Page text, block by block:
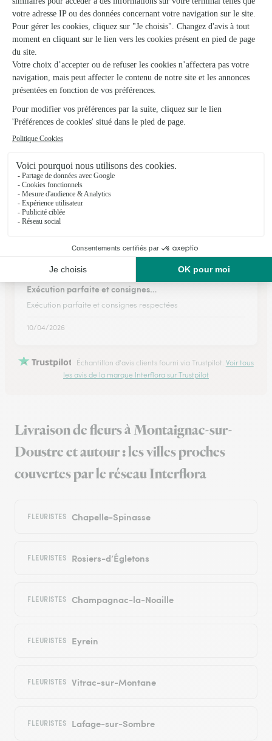
★ ★ ★ ★ ★
Super expérience
Rien à dire tant sur la qualité du bouquet commandé que sur
le service apporté. Très satisfait
04/02/2026
Grand choix de bouquets
Grand choix de bouquets, site simple d utilisation et toujours
livré à l heure
07/05/2026
★ ★ ★
Exécution parfaite et consignes…
Exécution parfaite et consignes respectées
10/04/2026
Trustpilot Échantillon d'avis clients fourni via Trustpilot. Voir tous
les avis de la marque Interflora sur Trustpilot
Livraison de fleurs à Montaignac-sur-
Doustre et autour : les villes proches
couvertes par le réseau Interflora
FLEURISTES Chapelle-Spinasse
FLEURISTES Rosiers-d’Égletons
FLEURISTES Champagnac-la-Noaille
FLEURISTES Eyrein
FLEURISTES Vitrac-sur-Montane
FLEURISTES Lafage-sur-Sombre